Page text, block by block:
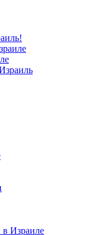
в Израиле